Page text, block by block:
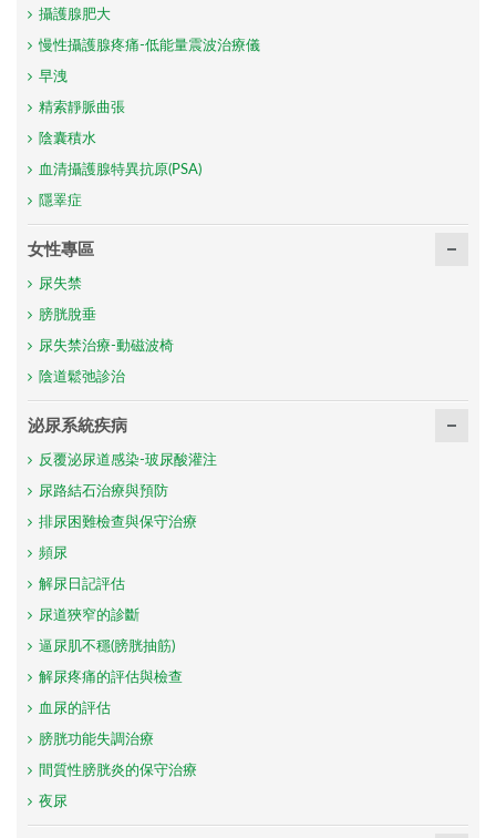
攝護腺肥大
慢性攝護腺疼痛-低能量震波治療儀
早洩
精索靜脈曲張
陰囊積水
血清攝護腺特異抗原(PSA)
隱睪症
女性專區
尿失禁
膀胱脫垂
尿失禁治療-動磁波椅
陰道鬆弛診治
泌尿系統疾病
反覆泌尿道感染-玻尿酸灌注
尿路結石治療與預防
排尿困難檢查與保守治療
頻尿
解尿日記評估
尿道狹窄的診斷
逼尿肌不穩(膀胱抽筋)
解尿疼痛的評估與檢查
血尿的評估
膀胱功能失調治療
間質性膀胱炎的保守治療
夜尿